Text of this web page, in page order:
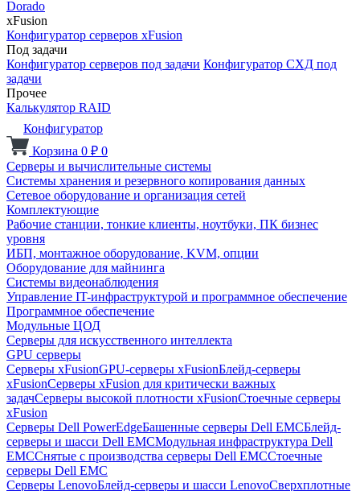
Dorado
xFusion
Конфигуратор серверов xFusion
Под задачи
Конфигуратор серверов под задачи Конфигуратор СХД под
задачи
Прочее
Калькулятор RAID
Конфигуратор
Корзина 0 ₽ 0
Серверы и вычислительные системы
Системы хранения и резервного копирования данных
Сетевое оборудование и организация сетей
Комплектующие
Рабочие станции, тонкие клиенты, ноутбуки, ПК бизнес
уровня
ИБП, монтажное оборудование, KVM, опции
Оборудование для майнинга
Системы видеонаблюдения
Управление IT-инфраструктурой и программное обеспечение
Программное обеспечение
Модульные ЦОД
Серверы для искусственного интеллекта
GPU серверы
Серверы xFusionGPU-серверы xFusionБлейд-серверы
xFusionСерверы xFusion для критически важных
задачСерверы высокой плотности xFusionСтоечные серверы
xFusion
Серверы Dell PowerEdgeБашенные серверы Dell EMCБлейд-
серверы и шасси Dell EMCМодульная инфраструктура Dell
EMCСнятые с производства серверы Dell EMCСтоечные
серверы Dell EMC
Серверы LenovoБлейд-серверы и шасси LenovoСверхплотные